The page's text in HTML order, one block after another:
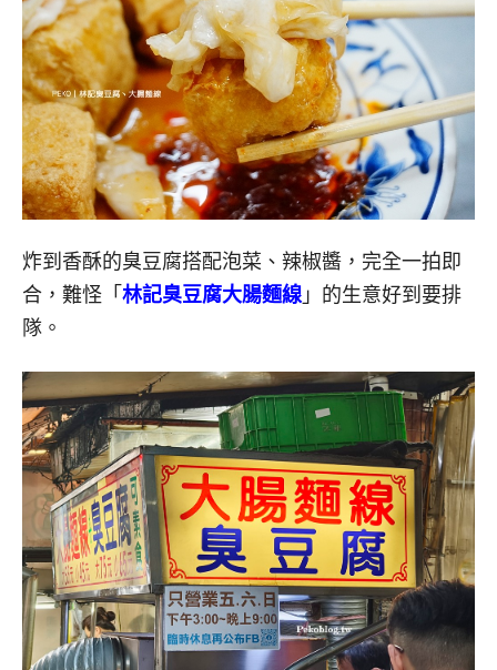
炸到香酥的臭豆腐搭配泡菜、辣椒醬，完全一拍即
合，難怪「 林記臭豆腐大腸麵線」的生意好到要排
隊。